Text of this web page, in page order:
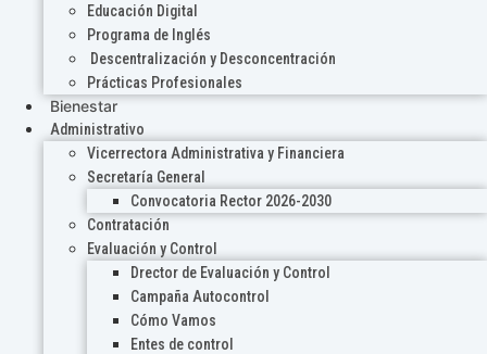
Educación Digital
Programa de Inglés
Descentralización y Desconcentración
Prácticas Profesionales
Bienestar
Administrativo
Vicerrectora Administrativa y Financiera
Secretaría General
Convocatoria Rector 2026-2030
Contratación
Evaluación y Control
Drector de Evaluación y Control
Campaña Autocontrol
Cómo Vamos
Entes de control